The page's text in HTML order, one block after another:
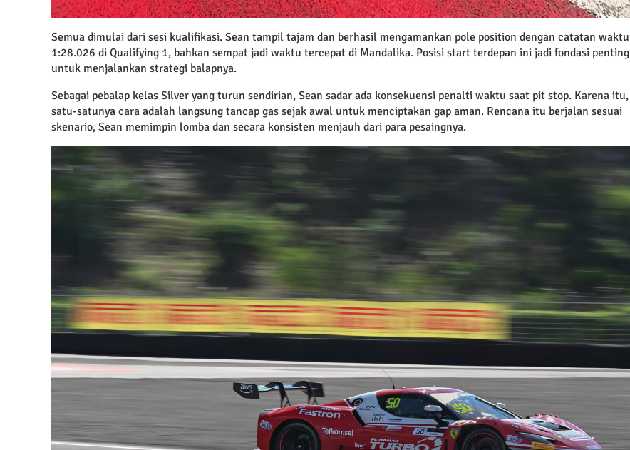
Semua dimulai dari sesi kualifikasi. Sean tampil tajam dan berhasil mengamankan pole position dengan catatan waktu
1:28.026 di Qualifying 1, bahkan sempat jadi waktu tercepat di Mandalika. Posisi start terdepan ini jadi fondasi penting
untuk menjalankan strategi balapnya.
Sebagai pebalap kelas Silver yang turun sendirian, Sean sadar ada konsekuensi penalti waktu saat pit stop. Karena itu,
satu-satunya cara adalah langsung tancap gas sejak awal untuk menciptakan gap aman. Rencana itu berjalan sesuai
skenario, Sean memimpin lomba dan secara konsisten menjauh dari para pesaingnya.